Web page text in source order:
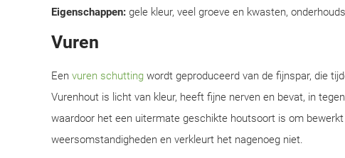
Eigenschappen: gele kleur, veel groeve en kwasten,
Vuren
Een vuren schutting wordt geproduceerd van de fijnspar, die
Vurenhout is licht van kleur, heeft fijne nerven en bevat, in
waardoor het een uitermate geschikte houtsoort is om
weersomstandigheden en verkleurt het nagenoeg niet.